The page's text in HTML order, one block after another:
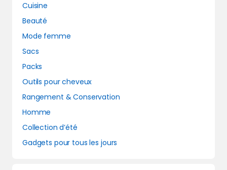
Cuisine
Beauté
Mode femme
Sacs
Packs
Outils pour cheveux
Rangement & Conservation
Homme
Collection d’été
Gadgets pour tous les jours